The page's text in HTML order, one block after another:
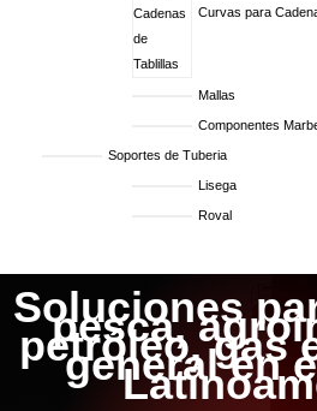
Curvas para
Mallas
Componentes
Soportes de Tuberia
Lisega
Roval
Soluciones
pesca,
petróleo, gas
general en